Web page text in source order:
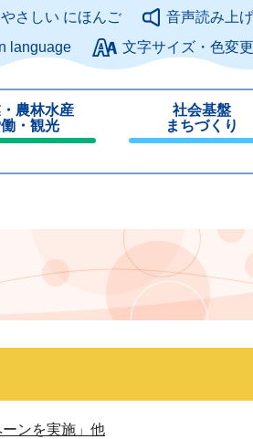
このページの本文へ
やさしい にほんご
音声読み上げ
language
文字サイズ・色変更
農林水産
・観光
社会基盤
まちづくり
じ
ンを実施」他